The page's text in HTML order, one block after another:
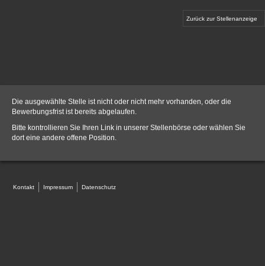
Zurück zur Stellenanzeige
Die ausgewählte Stelle ist nicht oder nicht mehr vorhanden, oder die
Bewerbungsfrist ist bereits abgelaufen.
Bitte kontrollieren Sie Ihren Link in unserer Stellenbörse oder wählen Sie
dort eine andere offene Position.
Kontakt Impressum Datenschutz